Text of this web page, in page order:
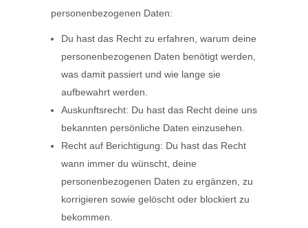
personenbezogenen Daten:
Du hast das Recht zu erfahren, warum deine
personenbezogenen Daten benötigt werden,
was damit passiert und wie lange sie
aufbewahrt werden.
Auskunftsrecht: Du hast das Recht deine uns
bekannten persönliche Daten einzusehen.
Recht auf Berichtigung: Du hast das Recht
wann immer du wünscht, deine
personenbezogenen Daten zu ergänzen, zu
korrigieren sowie gelöscht oder blockiert zu
bekommen.